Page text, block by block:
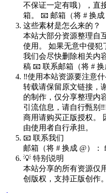
不保证一定有哦），直
箱。 📧 邮箱（将 # 换成
这些素材是怎么来的？
本站大部分资源整理自
使用。 如果无意中侵犯
我们会尽快删除相关内
稿 📧 联系邮箱（将 # 换
‼️使用本站资源要注意什
转载请保留原文链接，
的制作，仅分享整理内
引流信息，请自行甄别
商用请购买正版授权。
由使用者自行承担。
📧 联系我们
邮箱（将 # 换成 @）：
💡 特别说明
本站分享的所有资源仅
创版权，支持正版创作。